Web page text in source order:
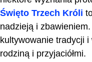
Święto Trzech Króli
nadzieją i
kultywowanie tradycji
rodziną i przyjaciółmi.